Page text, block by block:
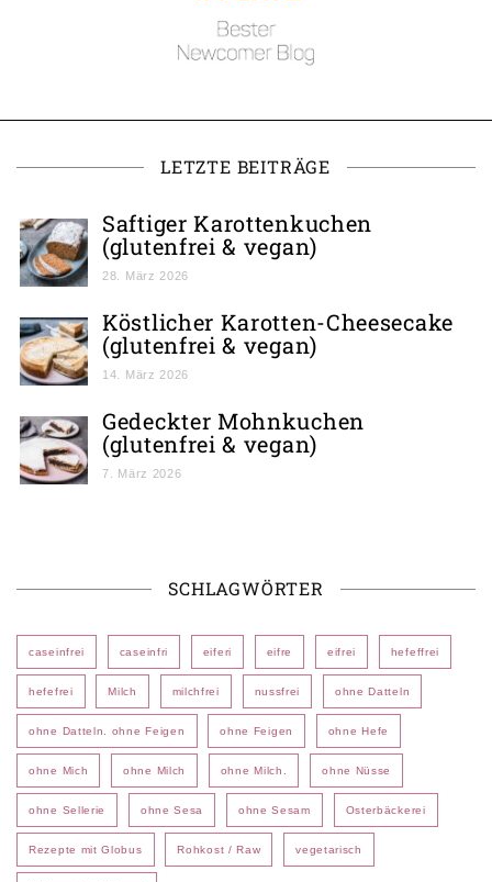
LETZTE BEITRÄGE
Saftiger Karottenkuchen
(glutenfrei & vegan)
28. März 2026
Köstlicher Karotten-Cheesecake
(glutenfrei & vegan)
14. März 2026
Gedeckter Mohnkuchen
(glutenfrei & vegan)
7. März 2026
SCHLAGWÖRTER
caseinfrei caseinfri eiferi eifre eifrei hefeffrei
hefefrei Milch milchfrei nussfrei ohne Datteln
ohne Datteln. ohne Feigen ohne Feigen ohne Hefe
ohne Mich ohne Milch ohne Milch. ohne Nüsse
ohne Sellerie ohne Sesa ohne Sesam Osterbäckerei
Rezepte mit Globus Rohkost / Raw vegetarisch